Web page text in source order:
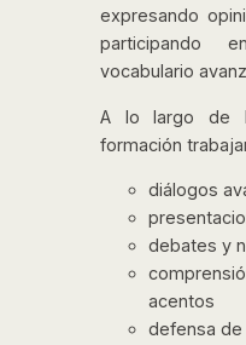
expresando
participando
vocabulario
A lo largo de
formación
diálogos
debates y
acentos
defensa de